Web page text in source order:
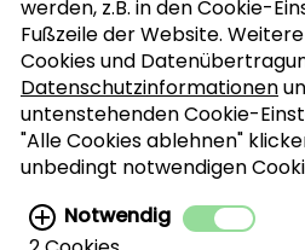
werden, z.B. in den Cookie-
Fußzeile der Website.
Cookies und
Datenschutzinformationen
untenstehenden Cookie-
"Alle Cookies ablehnen"
unbedingt notwendigen
Notwendig